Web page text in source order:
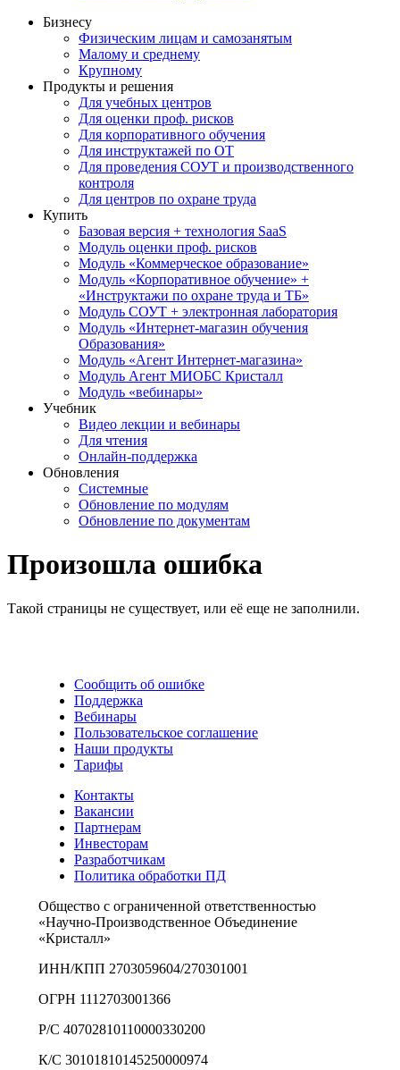
Бизнесу
Физическим лицам и самозанятым
Малому и среднему
Крупному
Продукты и решения
Для учебных центров
Для оценки проф. рисков
Для корпоративного обучения
Для инструктажей по ОТ
Для проведения СОУТ и производственного
контроля
Для центров по охране труда
Купить
Базовая версия + технология SaaS
Модуль оценки проф. рисков
Модуль «Коммерческое образование»
Модуль «Корпоративное обучение» +
«Инструктажи по охране труда и ТБ»
Модуль СОУТ + электронная лаборатория
Модуль «Интернет-магазин обучения
Образования»
Модуль «Агент Интернет-магазина»
Модуль Агент МИОБС Кристалл
Модуль «вебинары»
Учебник
Видео лекции и вебинары
Для чтения
Онлайн-поддержка
Обновления
Системные
Обновление по модулям
Обновление по документам
Произошла ошибка
Такой страницы не существует, или её еще не заполнили.
Сообщить об ошибке
Поддержка
Вебинары
Пользовательское соглашение
Наши продукты
Тарифы
Контакты
Вакансии
Партнерам
Инвесторам
Разработчикам
Политика обработки ПД
Общество с ограниченной ответственностью
«Научно-Производственное Объединение
«Кристалл»
ИНН/КПП 2703059604/270301001
ОГРН 1112703001366
Р/С 40702810110000330200
К/С 30101810145250000974